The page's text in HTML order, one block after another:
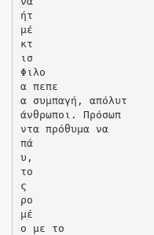
ήτ
μέ
κτ
ισ
Φιλο
α πεπε
α συμπαγή, απόλυτ
άνθρωποι. Πρόσωπ
ντα πρόθυμα να
πά
υ,
το
ς
ρο
μέ
ο με το